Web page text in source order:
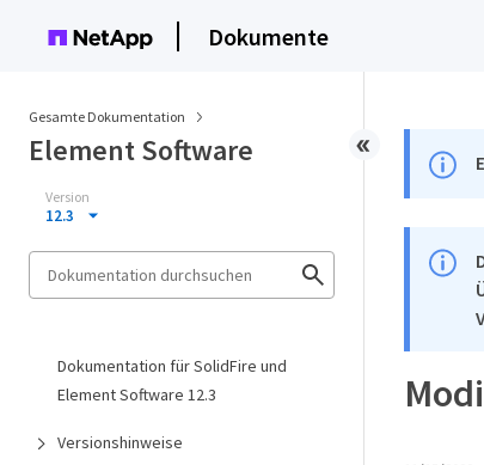
Dokumente
Gesamte Dokumentation
Element Software
Version
12.3
Dokumentation für SolidFire und
Element Software 12.3
Versionshinweise